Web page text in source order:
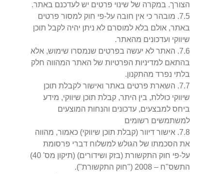
הצורך. במקרה של שינוי פרטים יש לעדכנם באתר.
7.5
. מובהר כי אין חובה על-פי חוק למסור פרטים
באתר, אולם בלא למוסרם לא ניתן יהיה לקבל תוכן
שיווקי ועדכונים מהאתר.
7.6
. האתר לא יעשה בפרטים שנמסרו שימוש, אלא
בהתאם למדיניות הפרטיות של האתר המהווה חלק
בלתי נפרד מהתקנון.
7.7
. השארת פרטים באתר ואישור לקבלת תוכן
שיווקי כוללת, בין היתר, קבלת תוכן שיווקי, מידע
ביחס למבצעים, עדכונים והנחות המוצעים
למשתמשים רשומים
7.8
. אישור דיוור (קבלת תוכן שיווקי) כאמור, מהווה
את הסכמתו של הגולש למשלוח דברי פרסומת
על-פי חוק התקשורת (בזק ושידורים) (תיקון מס' 40)
התשס"ח – 2008 ("חוק התקשורת").